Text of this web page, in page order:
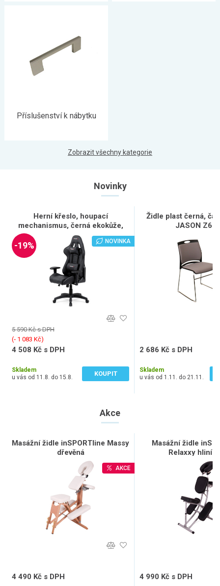
Příslušenství k nábytku
Zobrazit všechny kategorie
Novinky
Herní křeslo, houpací
mechanismus, černá ekokůže,
KA-F03 BK
NOVINKA
-19%
5 590 Kč s DPH
(‐ 1 083 Kč)
4 508 Kč s DPH
Skladem
u vás od 11.8. do 15.8.
KOUPIT
Židle plast černá,
JASON
2 686 Kč s DPH
Skladem
u vás od 1.11. do 21.11.
Akce
Masážní židle inSPORTline Massy
dřevěná
AKCE
4 490 Kč s DPH
Masážní židle
Relaxxy
4 990 Kč s DPH